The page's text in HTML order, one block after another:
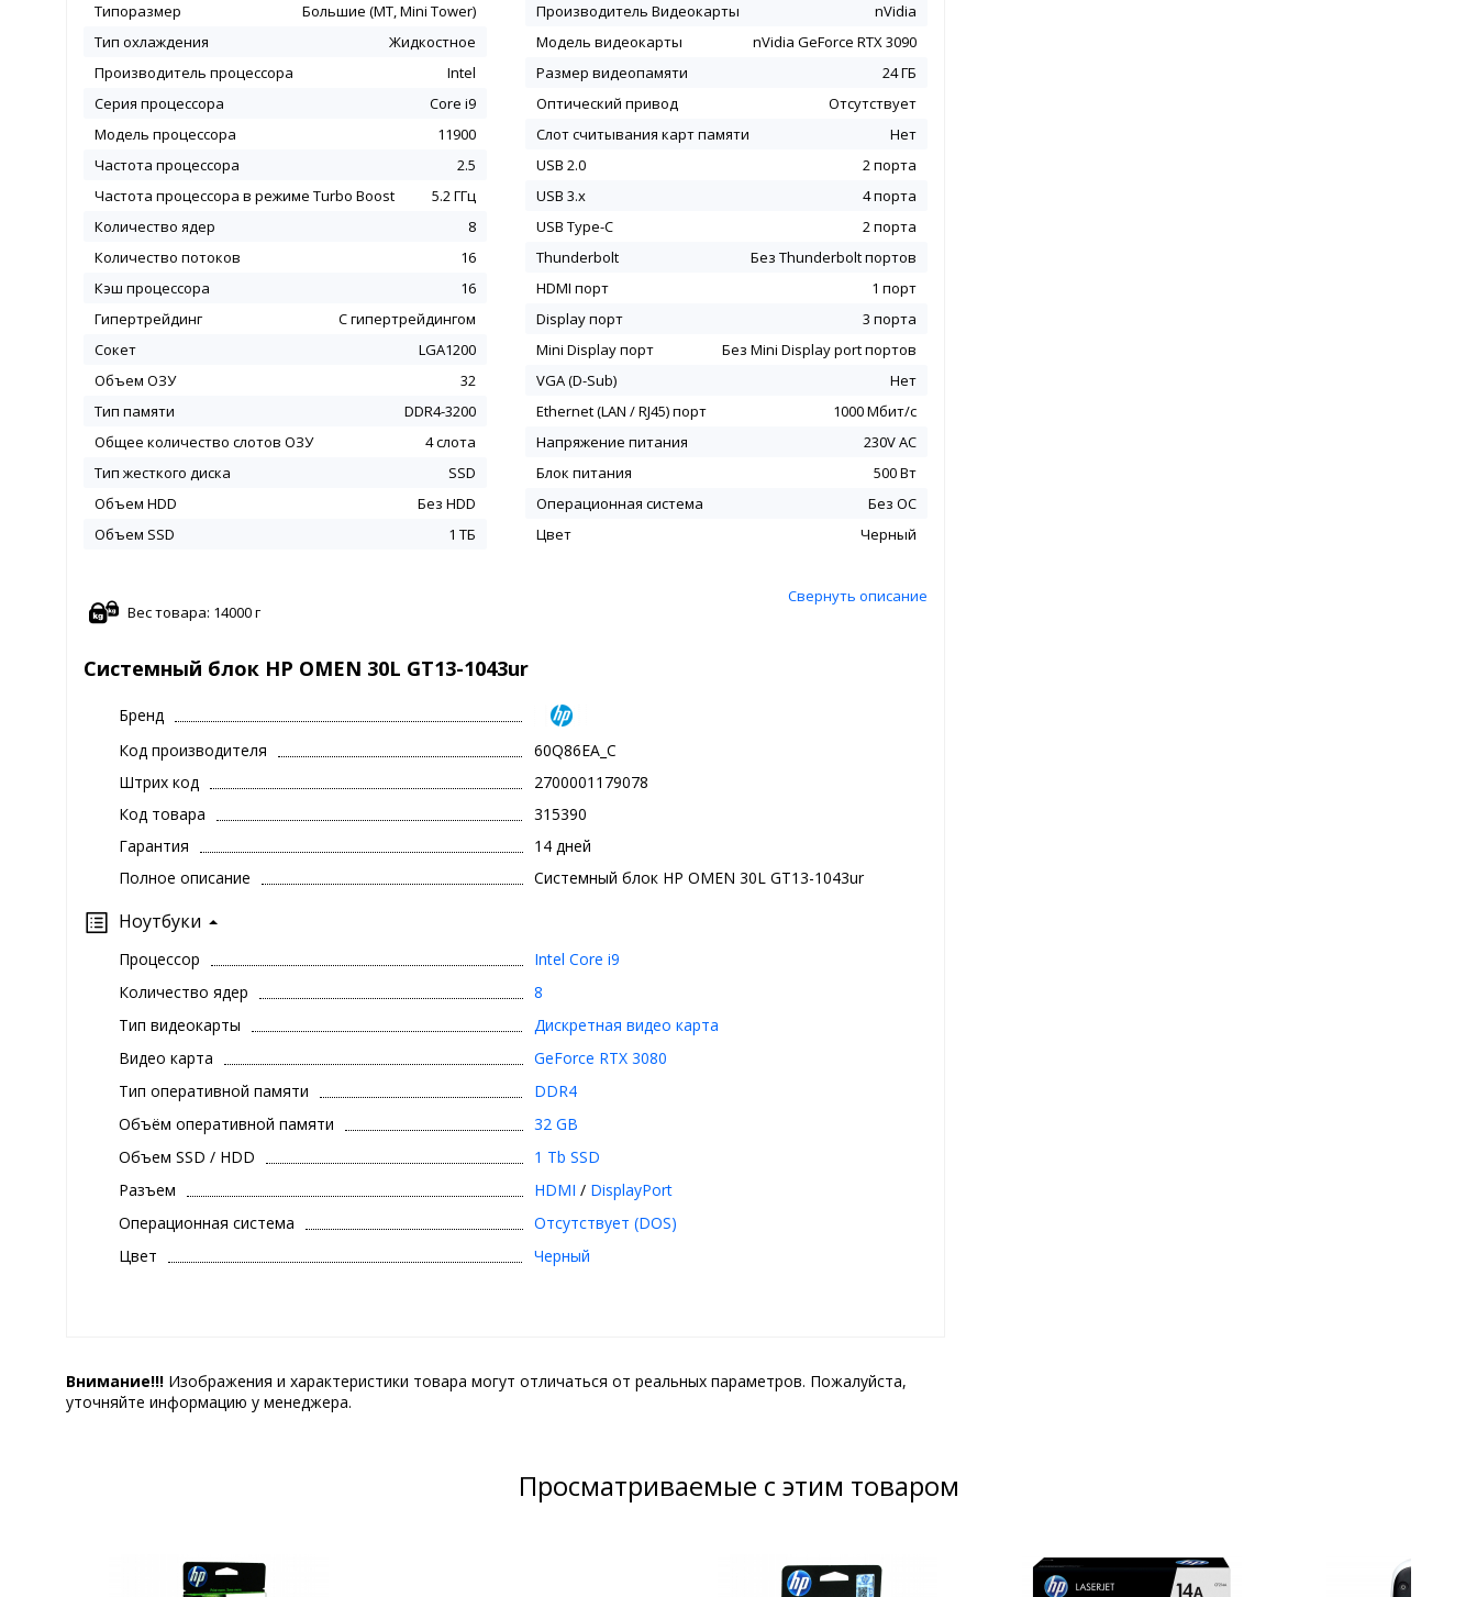
Типоразмер
Большие (MT, Mini Tower)
Тип охлаждения
Жидкостное
Производитель процессора
Intel
Серия процессора
Core i9
Модель процессора
11900
Частота процессора
2.5
Частота процессора в режиме Turbo Boost
5.2 ГГц
Количество ядер
8
Количество потоков
16
Кэш процессора
16
Гипертрейдинг
С гипертрейдингом
Сокет
LGA1200
Объем ОЗУ
32
Тип памяти
DDR4-3200
Общее количество слотов ОЗУ
4 слота
Тип жесткого диска
SSD
Объем HDD
Без HDD
Объем SSD
1 ТБ
Производитель Видеокарты
nVidia
Модель видеокарты
nVidia GeForce RTX 3090
Размер видеопамяти
24 ГБ
Оптический привод
Отсутствует
Слот считывания карт памяти
Нет
USB 2.0
2 порта
USB 3.x
4 порта
USB Type-C
2 порта
Thunderbolt
Без Thunderbolt портов
HDMI порт
1 порт
Display порт
3 порта
Mini Display порт
Без Mini Display port портов
VGA (D-Sub)
Нет
Ethernet (LAN / RJ45) порт
1000 Мбит/с
Напряжение питания
230V AC
Блок питания
500 Вт
Операционная система
Без ОС
Цвет
Черный
Свернуть описание
Вес товара: 14000 г
Системный блок HP OMEN 30L GT13-1043ur
Бренд
Код производителя
60Q86EA_C
Штрих код
2700001179078
Код товара
315390
Гарантия
14 дней
Полное описание
Системный блок HP OMEN 30L GT13-1043ur
Ноутбуки
Процессор
Intel Core i9
Количество ядер
8
Тип видеокарты
Дискретная видео карта
Видео карта
GeForce RTX 3080
Тип оперативной памяти
DDR4
Объём оперативной памяти
32 GB
Объем SSD / HDD
1 Tb SSD
Разъем
HDMI / DisplayPort
Операционная система
Отсутствует (DOS)
Цвет
Черный
Внимание!!! Изображения и характеристики товара могут отличаться от реальных параметров. Пожалуйста,
уточняйте информацию у менеджера.
Просматриваемые с этим товаром